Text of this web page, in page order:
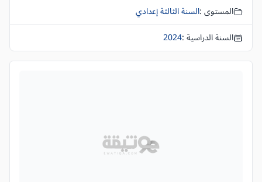
المستوى :السنة الثالثة إعدادي
السنة الدراسية :2024